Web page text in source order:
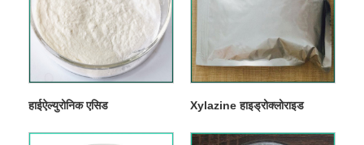
हाईऐल्युरोनिक एसिड Xylazine हाइड्रोक्लोराइड